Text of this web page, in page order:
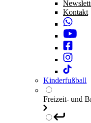
Kontakt
Kinderfußball
Freizeit- und